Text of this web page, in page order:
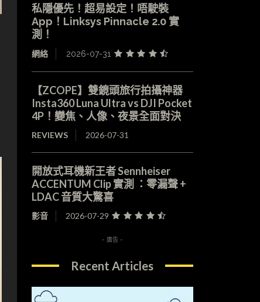
私隱優先！超易設定！唔駛裝
App！Linksys Pinnacle 2.0 實
測！
網絡 2026-07-31
【ZCOPE】雙鏡頭旅行拍攝神器
Insta360 Luna Ultra vs DJI Pocket
4P！變焦、人像、夜景全面對決
REVIEWS 2026-07-31
開放式耳機新王者 Sennheiser
ACCENTUM Clip 實測 ：零漏聲 +
LDAC 音質大驚喜
影音 2026-07-29
- 廣告 -
Recent Articles